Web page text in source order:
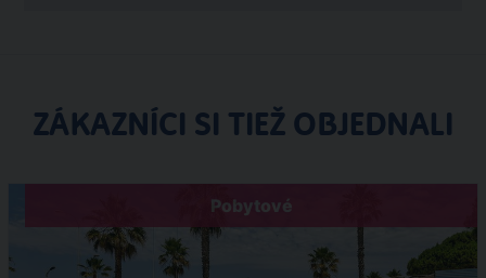
ZÁKAZNÍCI SI TIEŽ OBJEDNALI
Pobytové